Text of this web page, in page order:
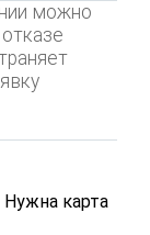
можно
карта